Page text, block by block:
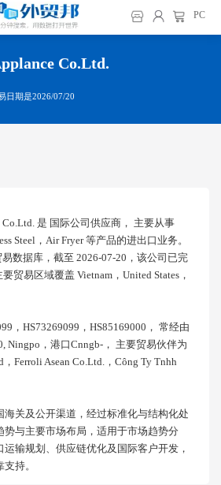
PC
Co.ltd.
日期是2026/07/20
Co.ltd. 是 国际公司供应商， 主要从事
Steel，air Fryer 等产品的进出口业务。
数据库，截至 2026-07-20，该公司已完
贸易区域覆盖 Vietnam，united States，
，HS73269099，HS85169000， 常经由
Ningpo，港口cnngb-， 主要贸易伙伴为
，ferroli Asean Co.ltd.，công Ty Tnhh
海关及公开渠道，经过标准化与结构化处
势与主要市场布局，适用于市场趋势分
输规划、供应链优化及国际客户开发，
持。